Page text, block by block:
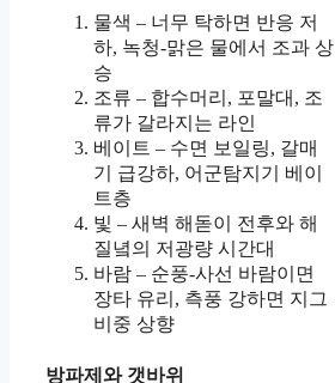
물색 – 너무 탁하면 반응 저
하, 녹청-맑은 물에서 조과 상
승
조류 – 합수머리, 포말대, 조
류가 갈라지는 라인
베이트 – 수면 보일링, 갈매
기 급강하, 어군탐지기 베이
트층
빛 – 새벽 해돋이 전후와 해
질녘의 저광량 시간대
바람 – 순풍-사선 바람이면
장타 유리, 측풍 강하면 지그
비중 상향
방파제와 갯바위